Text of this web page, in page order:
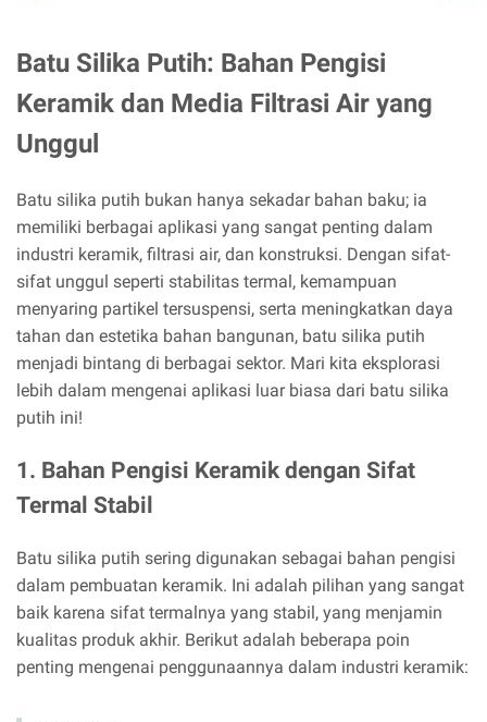
Batu Silika Putih: Bahan Pengisi
Keramik dan Media Filtrasi Air yang
Unggul
Batu silika putih bukan hanya sekadar bahan baku; ia
memiliki berbagai aplikasi yang sangat penting dalam
industri keramik, filtrasi air, dan konstruksi. Dengan sifat-
sifat unggul seperti stabilitas termal, kemampuan
menyaring partikel tersuspensi, serta meningkatkan daya
tahan dan estetika bahan bangunan, batu silika putih
menjadi bintang di berbagai sektor. Mari kita eksplorasi
lebih dalam mengenai aplikasi luar biasa dari batu silika
putih ini!
1. Bahan Pengisi Keramik dengan Sifat
Termal Stabil
Batu silika putih sering digunakan sebagai bahan pengisi
dalam pembuatan keramik. Ini adalah pilihan yang sangat
baik karena sifat termalnya yang stabil, yang menjamin
kualitas produk akhir. Berikut adalah beberapa poin
penting mengenai penggunaannya dalam industri keramik: